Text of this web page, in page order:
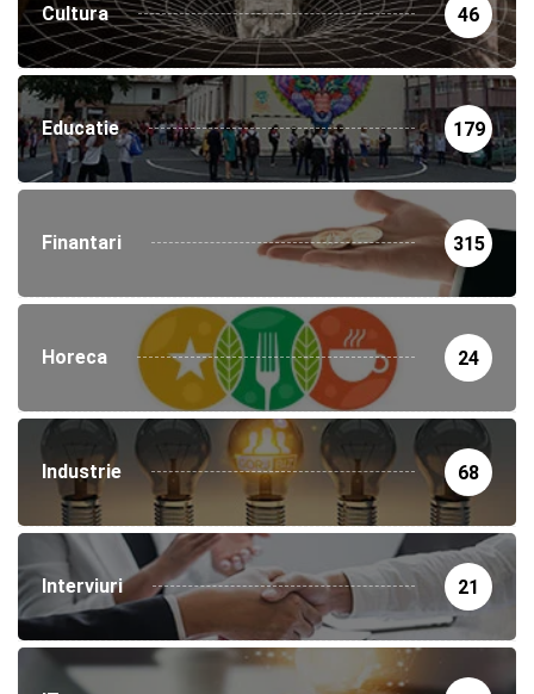
Cultura 46
Educatie 179
Finantari 315
Horeca 24
Industrie 68
Interviuri 21